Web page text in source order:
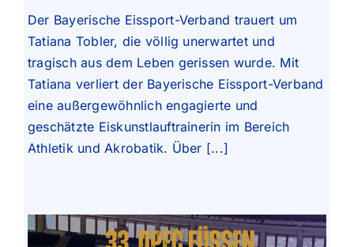
Der Bayerische Eissport-Verband trauert um
Tatiana Tobler, die völlig unerwartet und
tragisch aus dem Leben gerissen wurde. Mit
Tatiana verliert der Bayerische Eissport-Verband
eine außergewöhnlich engagierte und
geschätzte Eiskunstlauftrainerin im Bereich
Athletik und Akrobatik. Über [...]